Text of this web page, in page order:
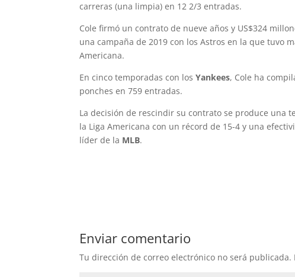
carreras (una limpia) en 12 2/3 entradas.
Cole firmó un contrato de nueve años y US$324
una campaña de 2019 con los Astros en la que tuvo
Americana.
En cinco temporadas con losYankees, Cole ha
ponches en 759 entradas.
La decisión de rescindir su contrato se produce una
la Liga Americana con un récord de 15-4 y una
líder de la MLB.
Enviar comentario
Tu dirección de correo electrónico no será publicada.